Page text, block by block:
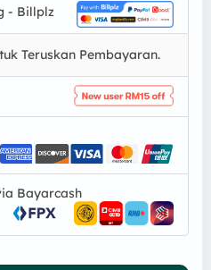
- Billplz
Teruskan Pembayaran.
Bayarcash